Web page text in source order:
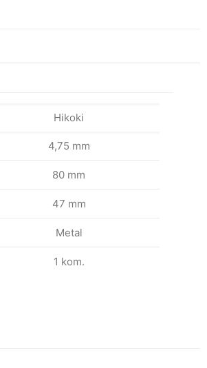
Hikoki
4,75 mm
80 mm
47 mm
Metal
1 kom.